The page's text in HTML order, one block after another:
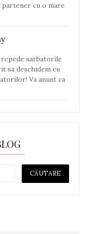
partener cu o mare
sarbatorile
sa deschidem cu
Va anunt ca